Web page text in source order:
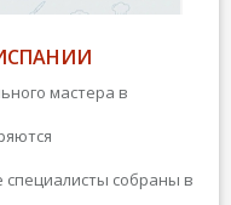
мастера в
специалисты собраны в